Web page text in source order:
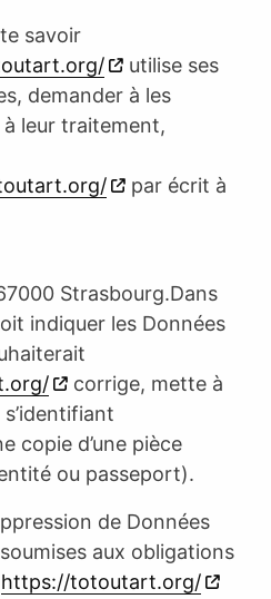
savoir
utilise ses
demander à les
à leur traitement,
par écrit à
Strasbourg.Dans
indiquer les Données
corrige, mette à
copie d’une pièce
ou passeport).
de Données
aux obligations
https://totoutart.org/